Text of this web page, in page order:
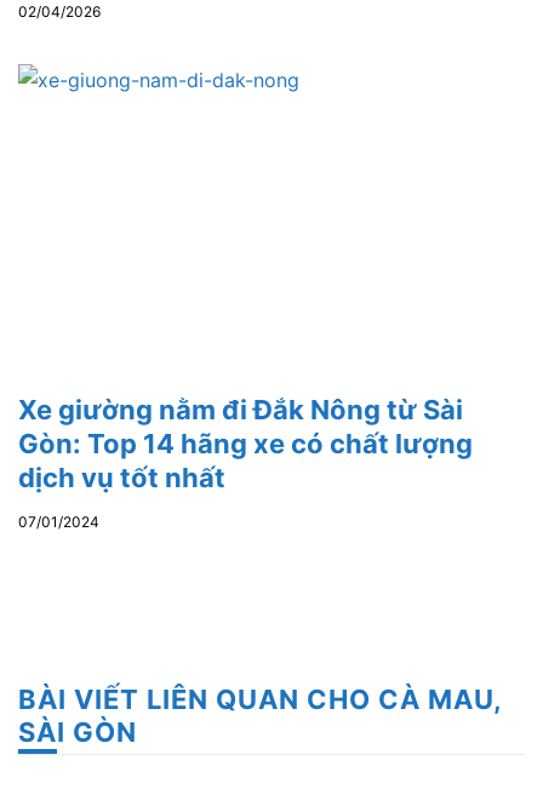
02/04/2026
Xe giường nằm đi Đắk Nông từ Sài
Gòn: Top 14 hãng xe có chất lượng
dịch vụ tốt nhất
07/01/2024
BÀI VIẾT LIÊN QUAN CHO CÀ MAU,
SÀI GÒN